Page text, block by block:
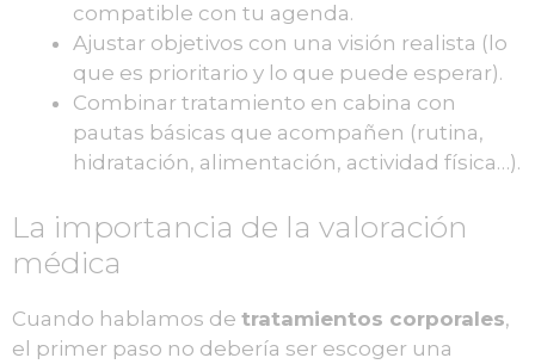
compatible con tu agenda.
Ajustar objetivos con una visión realista (lo
que es prioritario y lo que puede esperar).
Combinar tratamiento en cabina con
pautas básicas que acompañen (rutina,
hidratación, alimentación, actividad física…).
La importancia de la valoración
médica
Cuando hablamos de tratamientos corporales,
el primer paso no debería ser escoger una